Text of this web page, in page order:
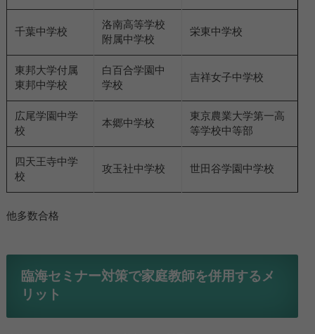
千葉中学校
洛南高等学校
附属中学校
栄東中学校
東邦大学付属
東邦中学校
白百合学園中
学校
吉祥女子中学校
広尾学園中学
校
本郷中学校
東京農業大学第一高
等学校中等部
四天王寺中学
校
攻玉社中学校 世田谷学園中学校
他多数合格
臨海セミナー対策で家庭教師を併用するメ
リット